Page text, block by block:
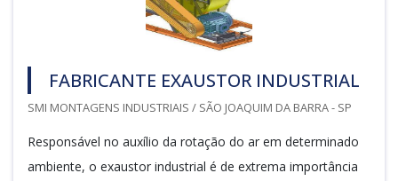
FABRICANTE EXAUSTOR INDUSTRIAL
SMI MONTAGENS INDUSTRIAIS / SÃO JOAQUIM DA BARRA - SP
Responsável no auxílio da rotação do ar em determinado
ambiente, o exaustor industrial é de extrema importância